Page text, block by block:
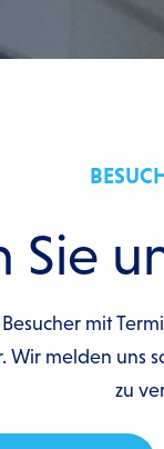
Sie
mit
Wir melden uns
zu